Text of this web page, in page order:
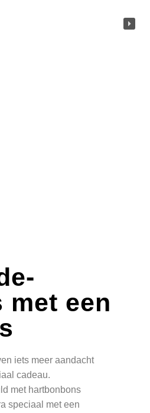
met een
iets meer aandacht
cadeau.
met hartbonbons
speciaal met een